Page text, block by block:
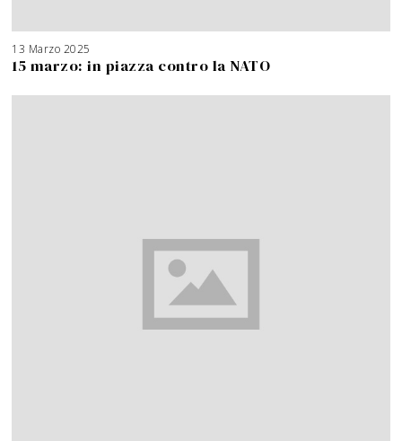
13 Marzo 2025
15 marzo: in piazza contro la NATO